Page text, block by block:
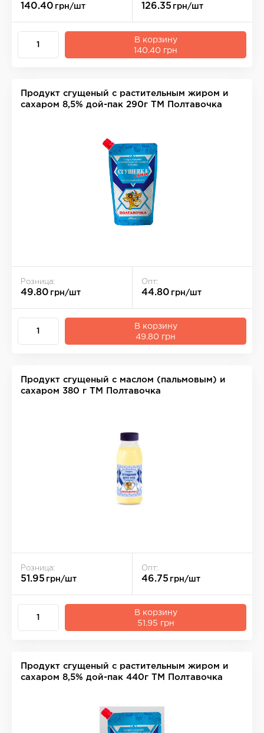
140.40 грн/шт 126.35 грн/шт
В корзину
140.40 грн
Продукт сгущеный с растительным жиром и
сахаром 8,5% дой-пак 290г ТМ Полтавочка
Розница:
49.80 грн/шт
Опт:
44.80 грн/шт
В корзину
49.80 грн
Продукт сгущеный с маслом (пальмовым) и
сахаром 380 г ТМ Полтавочка
Розница:
51.95 грн/шт
Опт:
46.75 грн/шт
В корзину
51.95 грн
Продукт сгущеный с растительным жиром и
сахаром 8,5% дой-пак 440г ТМ Полтавочка